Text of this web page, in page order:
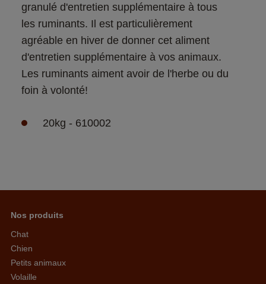
granulé d'entretien supplémentaire à tous
les ruminants. Il est particulièrement
agréable en hiver de donner cet aliment
d'entretien supplémentaire à vos animaux.
Les ruminants aiment avoir de l'herbe ou du
foin à volonté!
20kg - 610002
Nos produits
Chat
Chien
Petits animaux
Volaille